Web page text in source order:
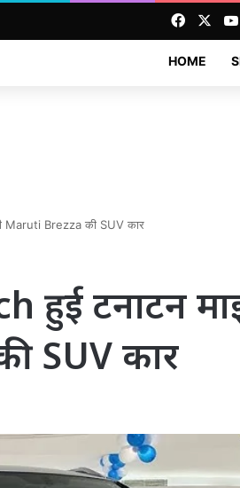
HOME
Maruti Brezza की SUV कार
हुई टनाटन
SUV कार